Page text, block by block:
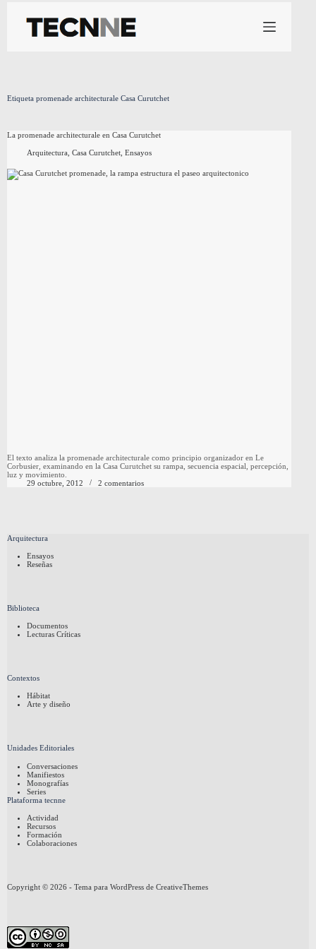
contenido
Etiqueta promenade architecturale Casa Curutchet
La promenade architecturale en Casa Curutchet
Arquitectura, Casa Curutchet, Ensayos
El texto analiza la promenade architecturale como principio organizador en Le
Corbusier, examinando en la Casa Curutchet su rampa, secuencia espacial, percepción,
luz y movimiento.
29 octubre, 2012
2 comentarios
Arquitectura
Ensayos
Reseñas
Biblioteca
Documentos
Lecturas Críticas
Contextos
Hábitat
Arte y diseño
Unidades Editoriales
Conversaciones
Manifiestos
Monografías
Series
Plataforma tecnne
Actividad
Recursos
Formación
Colaboraciones
Copyright © 2026 - Tema para WordPress de CreativeThemes